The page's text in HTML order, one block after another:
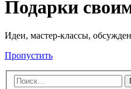
Подарки
Идеи, мастер-классы,
Пропустить